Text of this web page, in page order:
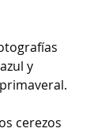
y
cerezos